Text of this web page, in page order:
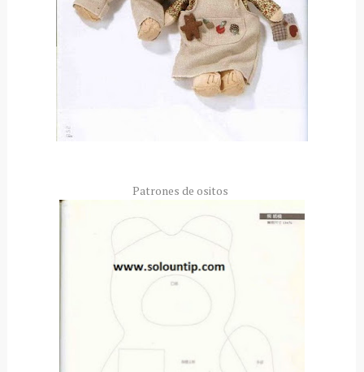
Patrones de ositos